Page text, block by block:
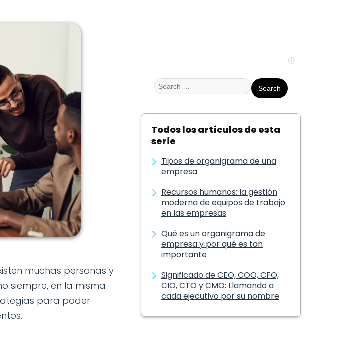
muchas personas y
siempre, en la misma
para poder
Search
Todos los artículos de esta
serie
Tipos de organigrama de una
empresa
Recursos humanos: la gestión
moderna de equipos de trabajo
en las empresas
Qué es un organigrama de
empresa y por qué es tan
importante
Significado de CEO, COO, CFO,
CIO, CTO y CMO: Llamando a
cada ejecutivo por su nombre